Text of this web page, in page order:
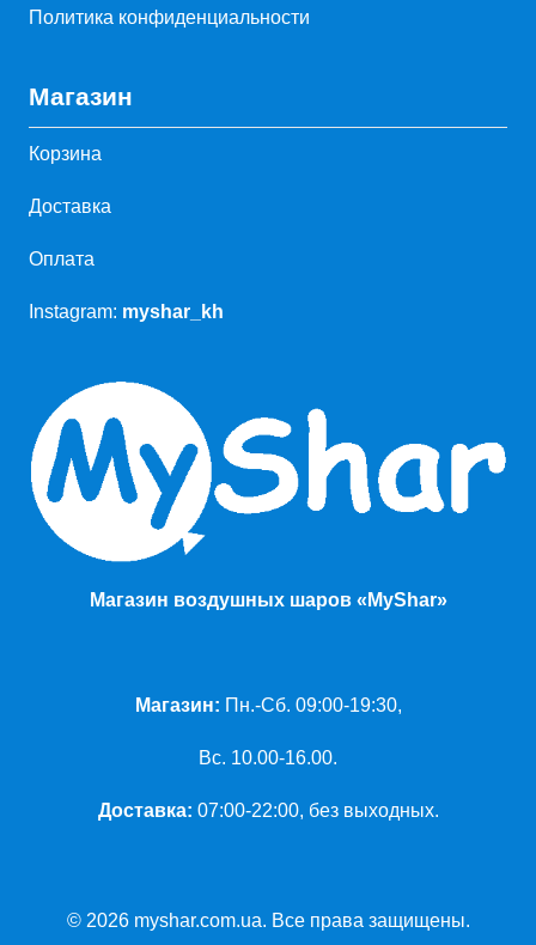
Политика конфиденциальности
Магазин
Корзина
Доставка
Оплата
Instagram: myshar_kh
Магазин воздушных шаров «MyShar»
Магазин: Пн.-Сб. 09:00-19:30,
Вс. 10.00-16.00.
Доставка: 07:00-22:00, без выходных.
© 2026 myshar.com.ua. Все права защищены.